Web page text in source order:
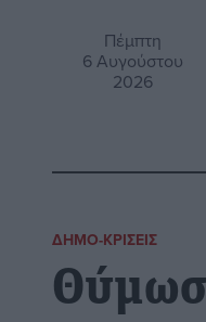
Πέμπτη
6 Αυγούστου
2026
ΔΗΜΟ-ΚΡΊΣΕΙΣ